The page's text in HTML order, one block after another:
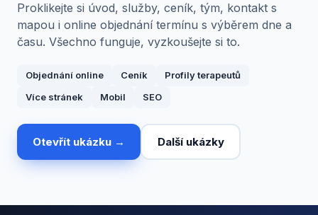
Proklikejte si úvod, služby, ceník, tým, kontakt s
mapou i online objednání termínu s výběrem dne a
času. Všechno funguje, vyzkoušejte si to.
Objednání online Ceník
Profily terapeutů
Více stránek
Mobil SEO
Otevřít ukázku → Další ukázky